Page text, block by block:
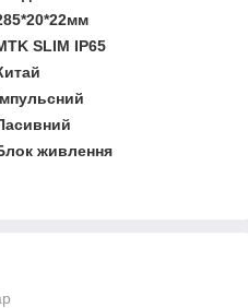
SLIM IP65
живлення